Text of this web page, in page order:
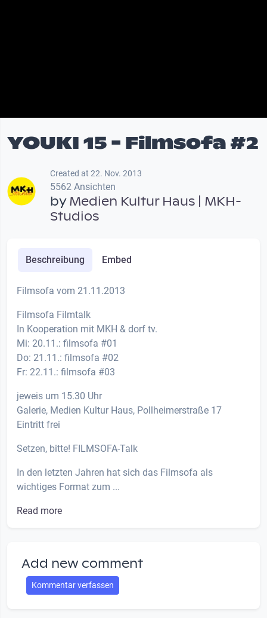
YOUKI 15 - Filmsofa #2
Created at 22. Nov. 2013
5562 Ansichten
byMedien Kultur Haus | MKH-
Studios
Beschreibung Embed
Filmsofa vom 21.11.2013
Filmsofa Filmtalk
In Kooperation mit MKH & dorf tv.
Mi: 20.11.: filmsofa #01
Do: 21.11.: filmsofa #02
Fr: 22.11.: filmsofa #03
jeweis um 15.30 Uhr
Galerie, Medien Kultur Haus, Pollheimerstraße 17
Eintritt frei
Setzen, bitte! FILMSOFA-Talk
In den letzten Jahren hat sich das Filmsofa als
wichtiges Format zum ...
Read more
Add new comment
Kommentar verfassen